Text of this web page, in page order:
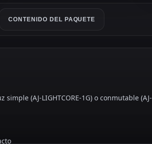
CONTENIDO DEL PAQUETE
(AJ-LIGHTCORE-1G) o conmutable (AJ-